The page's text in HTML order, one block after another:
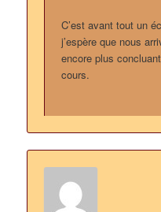
C’est avant tout un
j’espère que nous
encore plus
cours.